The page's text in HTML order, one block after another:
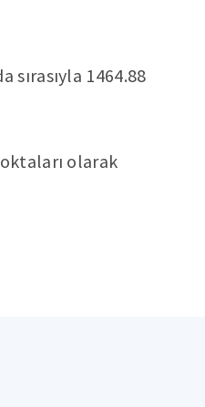
sırasıyla 1464.88
olarak